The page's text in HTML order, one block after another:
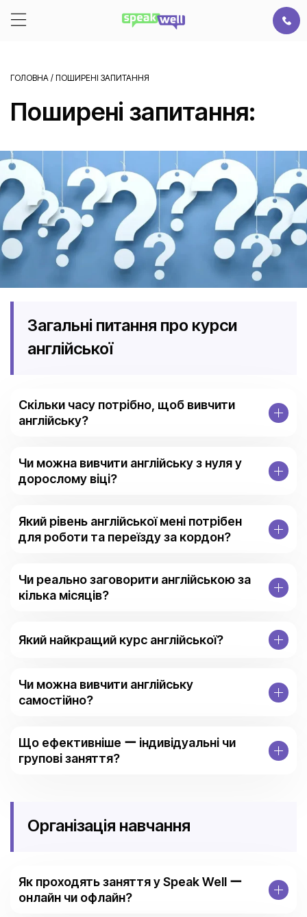
ГОЛОВНА / ПОШИРЕНІ ЗАПИТАННЯ
Поширені запитання:
Загальні питання про курси
англійської
Скільки часу потрібно, щоб вивчити
англійську?
Чи можна вивчити англійську з нуля у
дорослому віці?
Який рівень англійської мені потрібен
для роботи та переїзду за кордон?
Чи реально заговорити англійською за
кілька місяців?
Який найкращий курс англійської?
Чи можна вивчити англійську
самостійно?
Що ефективніше ー індивідуальні чи
групові заняття?
Організація навчання
Як проходять заняття у Speak Well ー
онлайн чи офлайн?